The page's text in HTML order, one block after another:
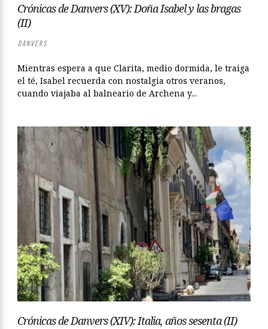
Crónicas de Danvers (XV): Doña Isabel y las bragas
(II)
DANVERS
Mientras espera a que Clarita, medio dormida, le traiga
el té, Isabel recuerda con nostalgia otros veranos,
cuando viajaba al balneario de Archena y...
Crónicas de Danvers (XIV): Italia, años sesenta (II)